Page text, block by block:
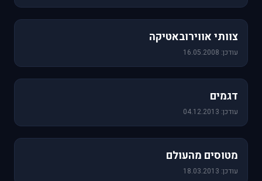
צוותי אווירובאטיקה
עודכן: 16.05.2008
דגמים
עודכן: 04.12.2013
מטוסים מהעולם
עודכן: 18.03.2013